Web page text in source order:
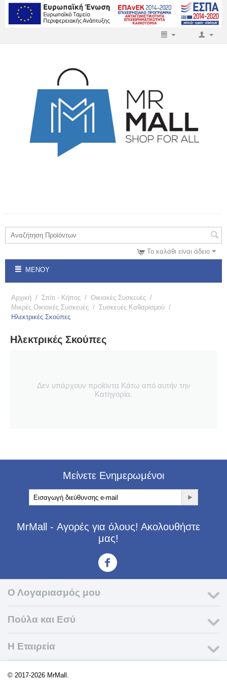
Το καλάθι είναι άδειο
ΜΕΝΟΎ
Αρχική / Σπίτι - Κήπος / Οικιακές Συσκευές /
Μικρές Οικιακές Συσκευές / Συσκευές Καθαρισμού /
Ηλεκτρικές Σκούπες
Ηλεκτρικές Σκούπες
Δεν υπάρχουν προϊόντα Κάτω από αυτήν την
Κατηγορία.
Μείνετε Ενημερωμένοι
MrMall - Αγορές για όλους! Ακολουθήστε
μας!
Ο Λογαριασμός μου
Πούλα και Εσύ
Η Εταιρεία​
© 2017-2026 MrMall.